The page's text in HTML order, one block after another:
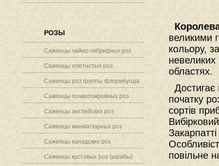
РОЗЫ
Саженцы чайно-гибридных роз
Саженцы плетистых роз
Саженцы роз группы флорибунда
Саженцы почвопокровных роз
Саженцы английских роз
Саженцы миниатюрных роз
Саженцы канадских роз
Саженцы кустовых роз (шрабы)
великими
кольору,
невеликих
областях.
Достигає
початку
сортів
повільне